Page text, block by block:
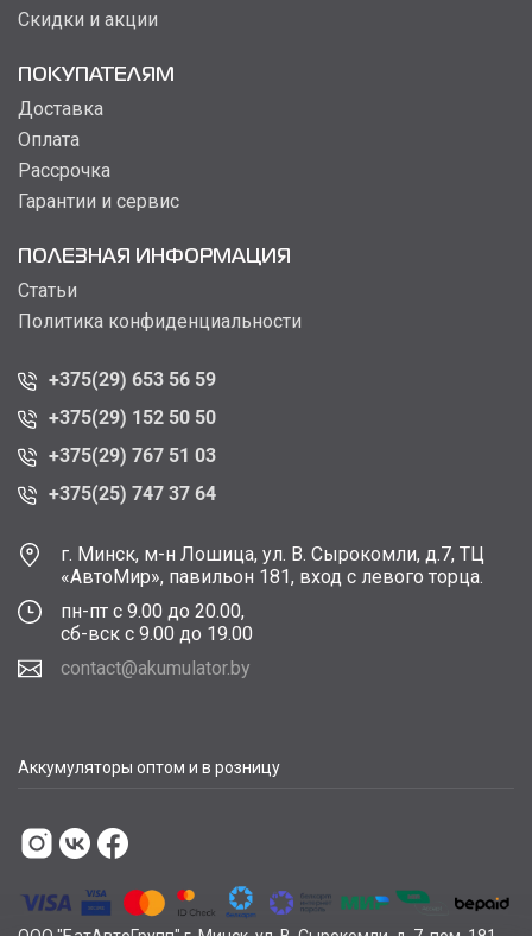
Скидки и акции
ПОКУПАТЕЛЯМ
Доставка
Оплата
Рассрочка
Гарантии и сервис
ПОЛЕЗНАЯ ИНФОРМАЦИЯ
Статьи
Политика конфиденциальности
+375(29) 653 56 59
+375(29) 152 50 50
+375(29) 767 51 03
+375(25) 747 37 64
г. Минск, м-н Лошица, ул. В. Сырокомли, д.7, ТЦ
«АвтоМир», павильон 181, вход с левого торца.
пн-пт с 9.00 до 20.00,
сб-вск с 9.00 до 19.00
contact@akumulator.by
Аккумуляторы оптом и в розницу